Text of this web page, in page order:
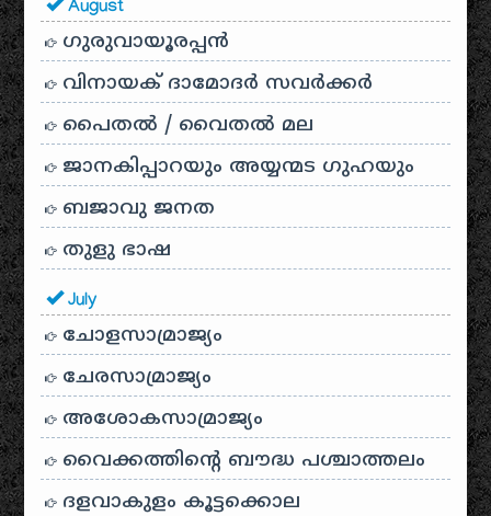
August
ഗുരുവായൂരപ്പൻ
വിനായക് ദാമോദർ സവർക്കർ
പൈതൽ / വൈതൽ മല
ജാനകിപ്പാറയും അയ്യന്മട ഗുഹയും
ബജാവു ജനത
തുളു ഭാഷ
July
ചോളസാമ്രാജ്യം
ചേരസാമ്രാജ്യം
അശോകസാമ്രാജ്യം
വൈക്കത്തിന്റെ ബൗദ്ധ പശ്ചാത്തലം
ദളവാകുളം കൂട്ടക്കൊല